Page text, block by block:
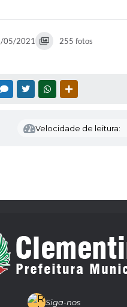
05/2021 255 fotos
MESSENGER
TWITTERWHATSAPP
Velocidade de leitura:
Siga-nos